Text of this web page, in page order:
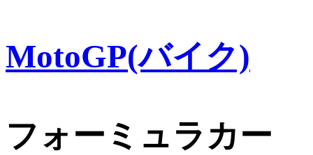
MotoGP(バイク)
フォーミュラカー